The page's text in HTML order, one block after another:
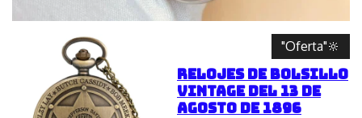
"Oferta"🔆
Relojes de bolsillo
vintage del 13 de
agosto de 1896